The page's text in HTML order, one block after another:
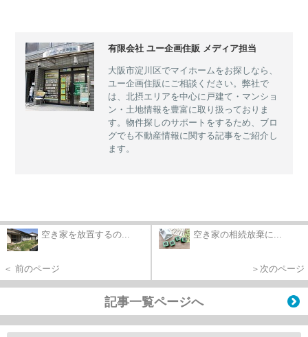
有限会社 ユー企画住販 メディア担当
大阪市淀川区でマイホームをお探しなら、
ユー企画住販にご相談ください。弊社で
は、北摂エリアを中心に戸建て・マンショ
ン・土地情報を豊富に取り扱っておりま
す。物件探しのサポートをするため、ブロ
グでも不動産情報に関する記事をご紹介し
ます。
空き家を放置するの...
＜ 前のページ
空き家の相続放棄に...
＞次のページ
記事一覧ページへ